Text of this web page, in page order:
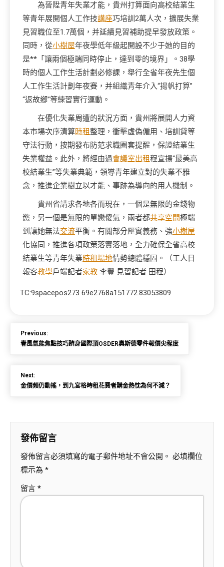
為晉陞青年失業才能，貴州打算面向高校結業生
等青年展開個人工作技講座巧培訓2萬人次，擴展失業
見習職位至1.7萬個，并延續見習補助提早發放政策。
同時，從小樹屋年夜學低年級起開設不少于她的目的
是**「讓兩個極端同時停止，達到零的境界」。38學
時的個人工作生活計劃必修課，舉行全省年夜先生個
人工作生活計劃年夜賽，并組織青年介入“揚帆打算”
“返故鄉”等練習實行運動。
在優化失業周遭的狀況方面，貴州將展開人力資
本市場次序清算時租整理，衝擊虛偽僱用、培訓貸等
守法行動，按期發布防范求職圈套提醒，保證結業生
失業權益。此外，將經由過會議室出租程宣揚“最美高
校結業生”等失業典範，領導青年建立對的失業不雅
念，推進企業樹立以才能、事跡為導向的用人機制。
貴州省請求各地各而現在，一個是無限的金錢物
慾，另一個是無限的單戀傻氣，兩者都共享空間極端
到讓她無法交流平衡。有關部分壓實義務、強小樹屋
化協同，推進各項政策落實落地，全力確保全省高校
結業生等青年失業時租場地情勢總體穩固。（工人日
報客教學戶端記者家教 李豐 見習記者 田程）
TC:9spacepos273 69e2768a151772.83053809
Previous:
春風氫能焦點技巧躋身國際頂OSDER奧斯德零件報價尖程度
Next:
金價頻仍動搖，到九宮格時租花費者購金熱忱為何不減？
發佈留言
發佈留言必須填寫的電子郵件地址不會公開。 必填欄位
標示為 *
留言 *